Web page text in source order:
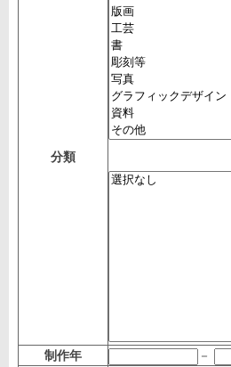
分類
制作年 －